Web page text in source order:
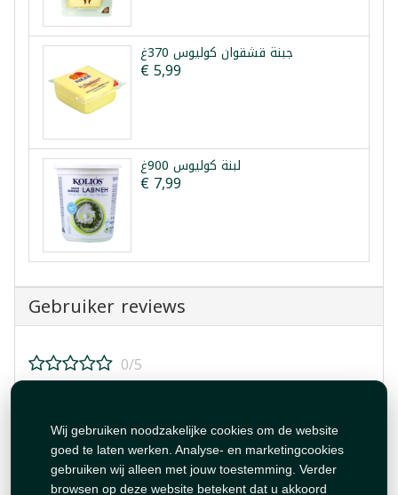
Wij gebruiken noodzakelijke cookies om de website
goed te laten werken. Analyse- en marketingcookies
gebruiken wij alleen met jouw toestemming. Verder
browsen op deze website betekent dat u akkoord
جبنة قشقوان كوليوس 370غ
€ 5,99
لبنة كوليوس 900غ
€ 7,99
Gebruiker reviews
0/5